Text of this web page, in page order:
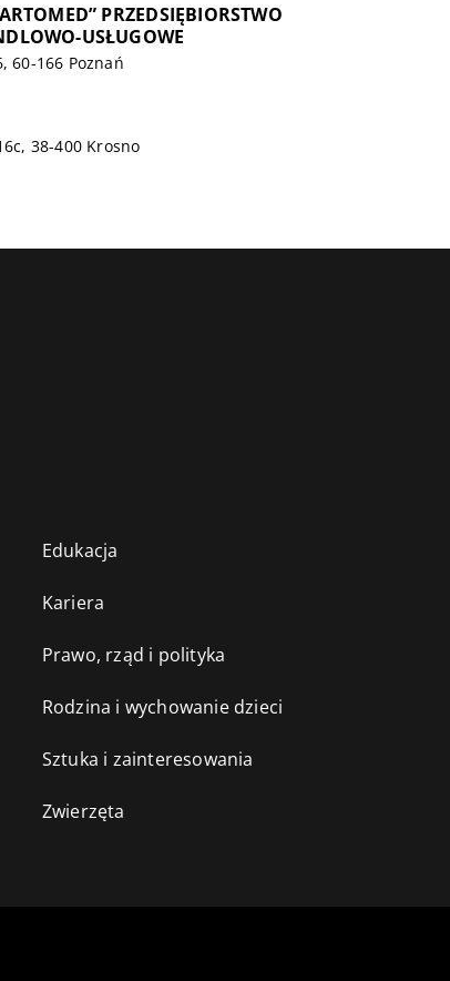
PRZEDSIĘBIORSTWO
USŁUGOWE
60-166 Poznań
38-400 Krosno
Edukacja
Kariera
Prawo, rząd i polityka
Rodzina i wychowanie dzieci
Sztuka i zainteresowania
Zwierzęta